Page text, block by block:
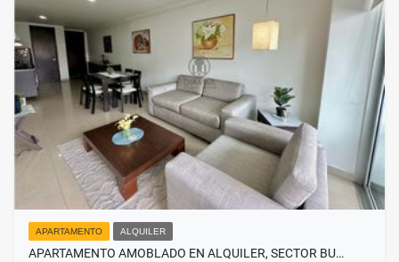
APARTAMENTO ALQUILER
APARTAMENTO AMOBLADO EN ALQUILER, SECTOR BU…